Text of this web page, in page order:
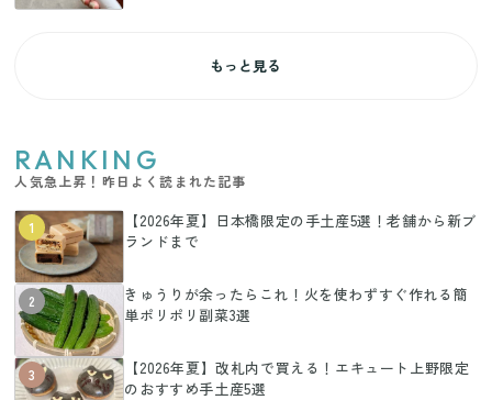
もっと見る
RANKING
人気急上昇！昨日よく読まれた記事
1
【2026年夏】日本橋限定の手土産5選！老舗から新ブ
ランドまで
2
きゅうりが余ったらこれ！火を使わずすぐ作れる簡
単ポリポリ副菜3選
3
【2026年夏】改札内で買える！エキュート上野限定
のおすすめ手土産5選